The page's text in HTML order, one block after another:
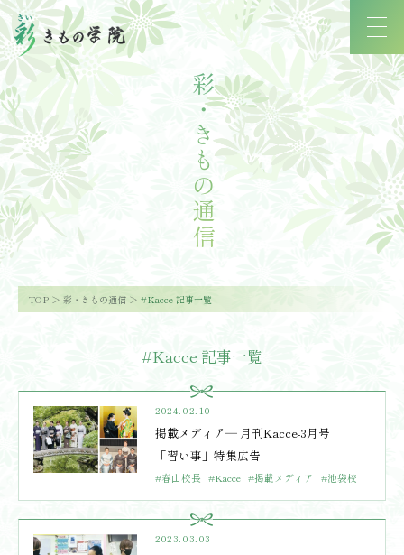
彩・きもの通信
TOP 彩・きもの通信 #Kacce 記事一覧
#Kacce 記事一覧
2024.02.10
掲載メディア― 月刊Kacce-3月号
「習い事」特集広告
#春山校長 #Kacce #掲載メディア #池袋校
2023.03.03